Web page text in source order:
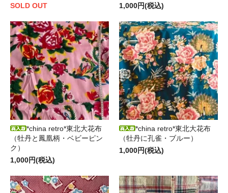
SOLD OUT
1,000円(税込)
*china retro*東北大花布
（牡丹と鳳凰柄・ベビーピン
ク）
1,000円(税込)
*china retro*東北大花布
（牡丹に孔雀・ブルー）
1,000円(税込)